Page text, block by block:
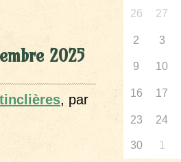
2025
, par
26 27
2 3
9 10
16 17
23 24
30 1